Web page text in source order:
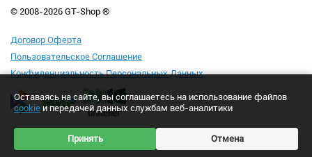
© 2008-2026 GT-Shop ®
Договор Оферта
Пользовательское Соглашение
Конфиденциальность Персональных Данных
Оставаясь на сайте, вы соглашаетесь на использование файлов
cookie и передачей данных службам веб-аналитики
Принять Отмена